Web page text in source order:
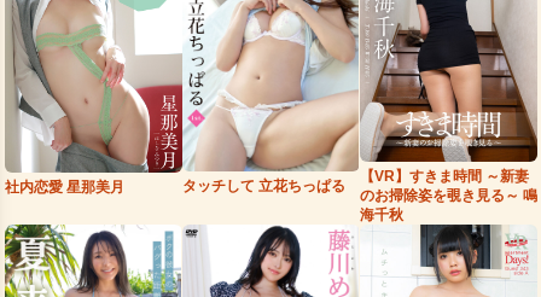
社内恋愛 星那美月 タッチして 立花ちっぱる
【VR】すきま時間 ～新妻
のお掃除姿を覗き見る～ 鳴
海千秋